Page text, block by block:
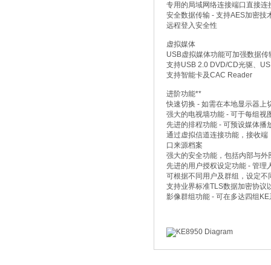
专用的局域网络连接端口直接
安全数据传输 - 支持AES加密技
远程登入安全性
虚拟媒体
USB虚拟媒体功能可加强数据
支持USB 2.0 DVD/CD光驱、
支持智能卡及CAC Reader
进阶功能**
快速切换 - 如需在本地显示器上
强大的电视墙功能 - 可于每组视
先进的排程功能 - 可预设媒体播
通过虚拟信道连接功能，接收
口来源档案
强大的安全功能，包括内部与
先进的用户授权设定功能 - 管
可根据不同用户及群组，设定
支持业界标准TLS数据加密协议
影像群组功能 - 可在多达四组